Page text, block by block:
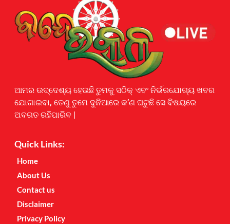
ଆମର ଉଦ୍ଦେଶ୍ୟ ହେଉଛି ତୁମକୁ ସଠିକ୍ ଏବଂ ନିର୍ଭରଯୋଗ୍ୟ ଖବର
ଯୋଗାଇବା, ତେଣୁ ତୁମେ ଦୁନିଆରେ କ’ଣ ଘଟୁଛି ସେ ବିଷୟରେ
ଅବଗତ ରହିପାରିବ |
Quick Links:
Home
About Us
Contact us
Disclaimer
Privacy Policy